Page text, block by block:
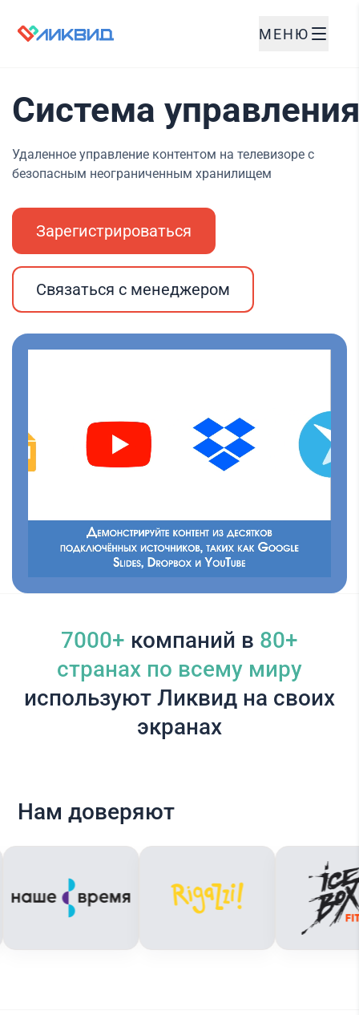
МЕНЮ
Система
Удаленное управление контентом на телевизоре с
безопасным неограниченным хранилищем
Зарегистрироваться
Связаться с менеджером
7000+ компаний в 80+
cтранах по всему миру
используют Ликвид на своих
экранах
Нам доверяют